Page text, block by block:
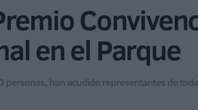
en el Parque
han acudido representantes de